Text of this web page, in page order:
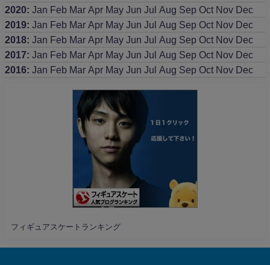
2020: Jan Feb Mar Apr May Jun Jul Aug Sep Oct Nov Dec
2019: Jan Feb Mar Apr May Jun Jul Aug Sep Oct Nov Dec
2018: Jan Feb Mar Apr May Jun Jul Aug Sep Oct Nov Dec
2017: Jan Feb Mar Apr May Jun Jul Aug Sep Oct Nov Dec
2016: Jan Feb Mar Apr May Jun Jul Aug Sep Oct Nov Dec
フィギュアスケートランキング